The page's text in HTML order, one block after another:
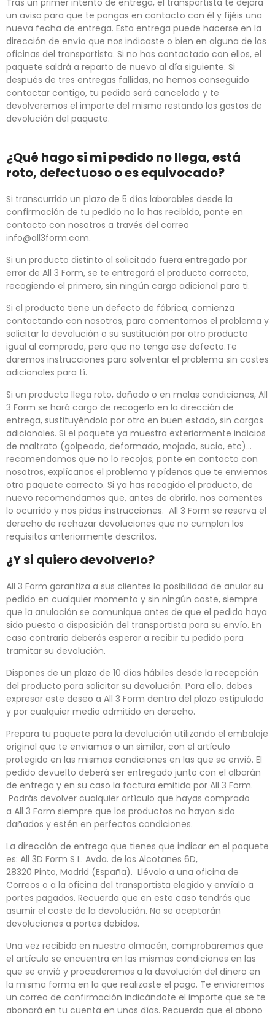
Tras un primer intento de entrega, el transportista te dejará
un aviso para que te pongas en contacto con él y fijéis una
nueva fecha de entrega. Esta entrega puede hacerse en la
dirección de envío que nos indicaste o bien en alguna de las
oficinas del transportista. Si no has contactado con ellos, el
paquete saldrá a reparto de nuevo al día siguiente. Si
después de tres entregas fallidas, no hemos conseguido
contactar contigo, tu pedido será cancelado y te
devolveremos el importe del mismo restando los gastos de
devolución del paquete.
¿Qué hago si mi pedido no llega, está
roto, defectuoso o es equivocado?
Si transcurrido un plazo de 5 días laborables desde la
confirmación de tu pedido no lo has recibido, ponte en
contacto con nosotros a través del correo
info@all3form.com.
Si un producto distinto al solicitado fuera entregado por
error de All 3 Form, se te entregará el producto correcto,
recogiendo el primero, sin ningún cargo adicional para ti.
Si el producto tiene un defecto de fábrica, comienza
contactando con nosotros, para comentarnos el problema y
solicitar la devolución o su sustitución por otro producto
igual al comprado, pero que no tenga ese defecto.Te
daremos instrucciones para solventar el problema sin costes
adicionales para tí.
Si un producto llega roto, dañado o en malas condiciones, All
3 Form se hará cargo de recogerlo en la dirección de
entrega, sustituyéndolo por otro en buen estado, sin cargos
adicionales. Si el paquete ya muestra exteriormente indicios
de maltrato (golpeado, deformado, mojado, sucio, etc)...
recomendamos que no lo recojas; ponte en contacto con
nosotros, explícanos el problema y pídenos que te enviemos
otro paquete correcto. Si ya has recogido el producto, de
nuevo recomendamos que, antes de abrirlo, nos comentes
lo ocurrido y nos pidas instrucciones. All 3 Form se reserva el
derecho de rechazar devoluciones que no cumplan los
requisitos anteriormente descritos.
¿Y si quiero devolverlo?
All 3 Form garantiza a sus clientes la posibilidad de anular su
pedido en cualquier momento y sin ningún coste, siempre
que la anulación se comunique antes de que el pedido haya
sido puesto a disposición del transportista para su envío. En
caso contrario deberás esperar a recibir tu pedido para
tramitar su devolución.
Dispones de un plazo de 10 días hábiles desde la recepción
del producto para solicitar su devolución. Para ello, debes
expresar este deseo a All 3 Form dentro del plazo estipulado
y por cualquier medio admitido en derecho.
Prepara tu paquete para la devolución utilizando el embalaje
original que te enviamos o un similar, con el artículo
protegido en las mismas condiciones en las que se envió. El
pedido devuelto deberá ser entregado junto con el albarán
de entrega y en su caso la factura emitida por All 3 Form.
Podrás devolver cualquier artículo que hayas comprado
a All 3 Form siempre que los productos no hayan sido
dañados y estén en perfectas condiciones.
La dirección de entrega que tienes que indicar en el paquete
es: All 3D Form S L. Avda. de los Alcotanes 6D,
28320 Pinto, Madrid (España). Llévalo a una oficina de
Correos o a la oficina del transportista elegido y envíalo a
portes pagados. Recuerda que en este caso tendrás que
asumir el coste de la devolución. No se aceptarán
devoluciones a portes debidos.
Una vez recibido en nuestro almacén, comprobaremos que
el artículo se encuentra en las mismas condiciones en las
que se envió y procederemos a la devolución del dinero en
la misma forma en la que realizaste el pago. Te enviaremos
un correo de confirmación indicándote el importe que se te
abonará en tu cuenta en unos días. Recuerda que el abono